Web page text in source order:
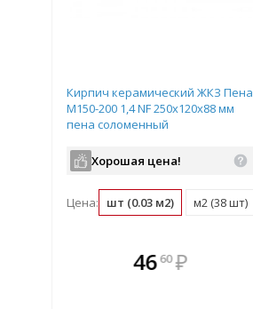
Кирпич керамический ЖКЗ Пена
М150-200 1,4 NF 250х120х88 мм
пена соломенный
Хорошая цена!
Цена: шт (0.03 м2) м2 (38 шт)
4660 ₽
В комплекте
всегда выгоднее!